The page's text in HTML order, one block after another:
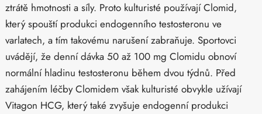
ztrátě hmotnosti a síly. Proto kulturisté používají Clomid,
který spouští produkci endogenního testosteronu ve
varlatech, a tím takovému narušení zabraňuje. Sportovci
uvádějí, že denní dávka 50 až 100 mg Clomidu obnoví
normální hladinu testosteronu během dvou týdnů. Před
zahájením léčby Clomidem však kulturisté obvykle užívají
Vitagon HCG, který také zvyšuje endogenní produkci